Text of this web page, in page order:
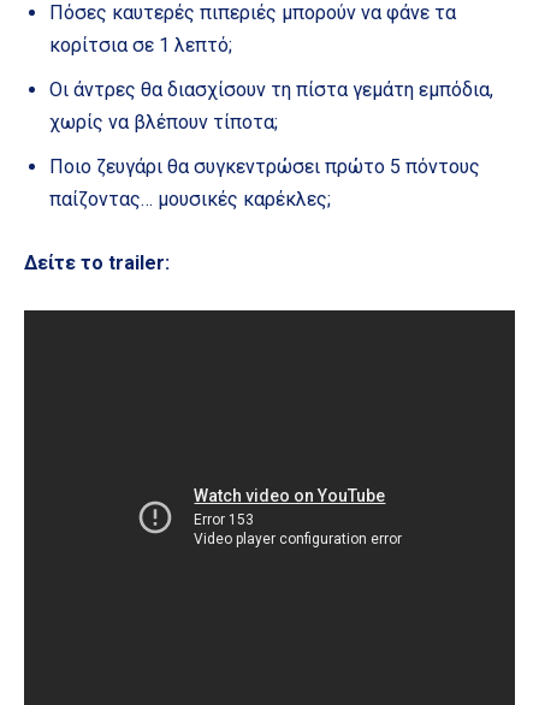
Πόσες καυτερές πιπεριές μπορούν να φάνε τα
κορίτσια σε 1 λεπτό;
Οι άντρες θα διασχίσουν τη πίστα γεμάτη εμπόδια,
χωρίς να βλέπουν τίποτα;
Ποιο ζευγάρι θα συγκεντρώσει πρώτο 5 πόντους
παίζοντας… μουσικές καρέκλες;
Δείτε το trailer: